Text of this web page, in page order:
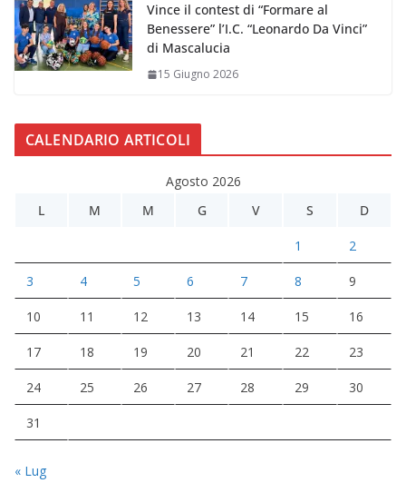
Vince il contest di “Formare al
Benessere” l’I.C. “Leonardo Da Vinci”
di Mascalucia
15 Giugno 2026
CALENDARIO ARTICOLI
Agosto 2026
L
M M G V S D
1 2
3 4 5 6 7 8 9
10 11 12 13 14 15 16
17 18 19 20 21 22 23
24 25 26 27 28 29 30
31
« Lug